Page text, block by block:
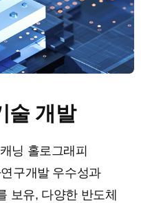
술 개발
닝 홀로그래피
구개발 우수성과
보유, 다양한 반도체